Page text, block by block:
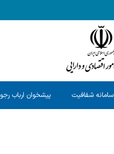
سامانه شفافیت پیشخوان ارباب